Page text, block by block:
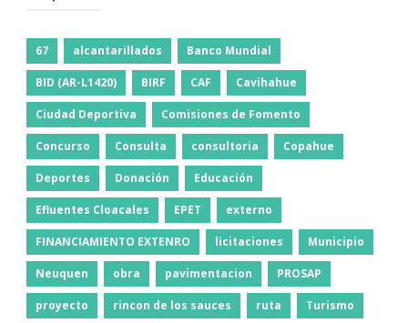
67 alcantarillados Banco Mundial
BID (AR-L1420) BIRF CAF Cavihahue
Ciudad Deportiva Comisiones de Fomento
Concurso Consulta consultoria Copahue
Deportes Donación Educación
Efluentes Cloacales EPET externo
FINANCIAMIENTO EXTENRO licitaciones Municipio
Neuquen obra pavimentacion PROSAP
proyecto rincon de los sauces ruta Turismo